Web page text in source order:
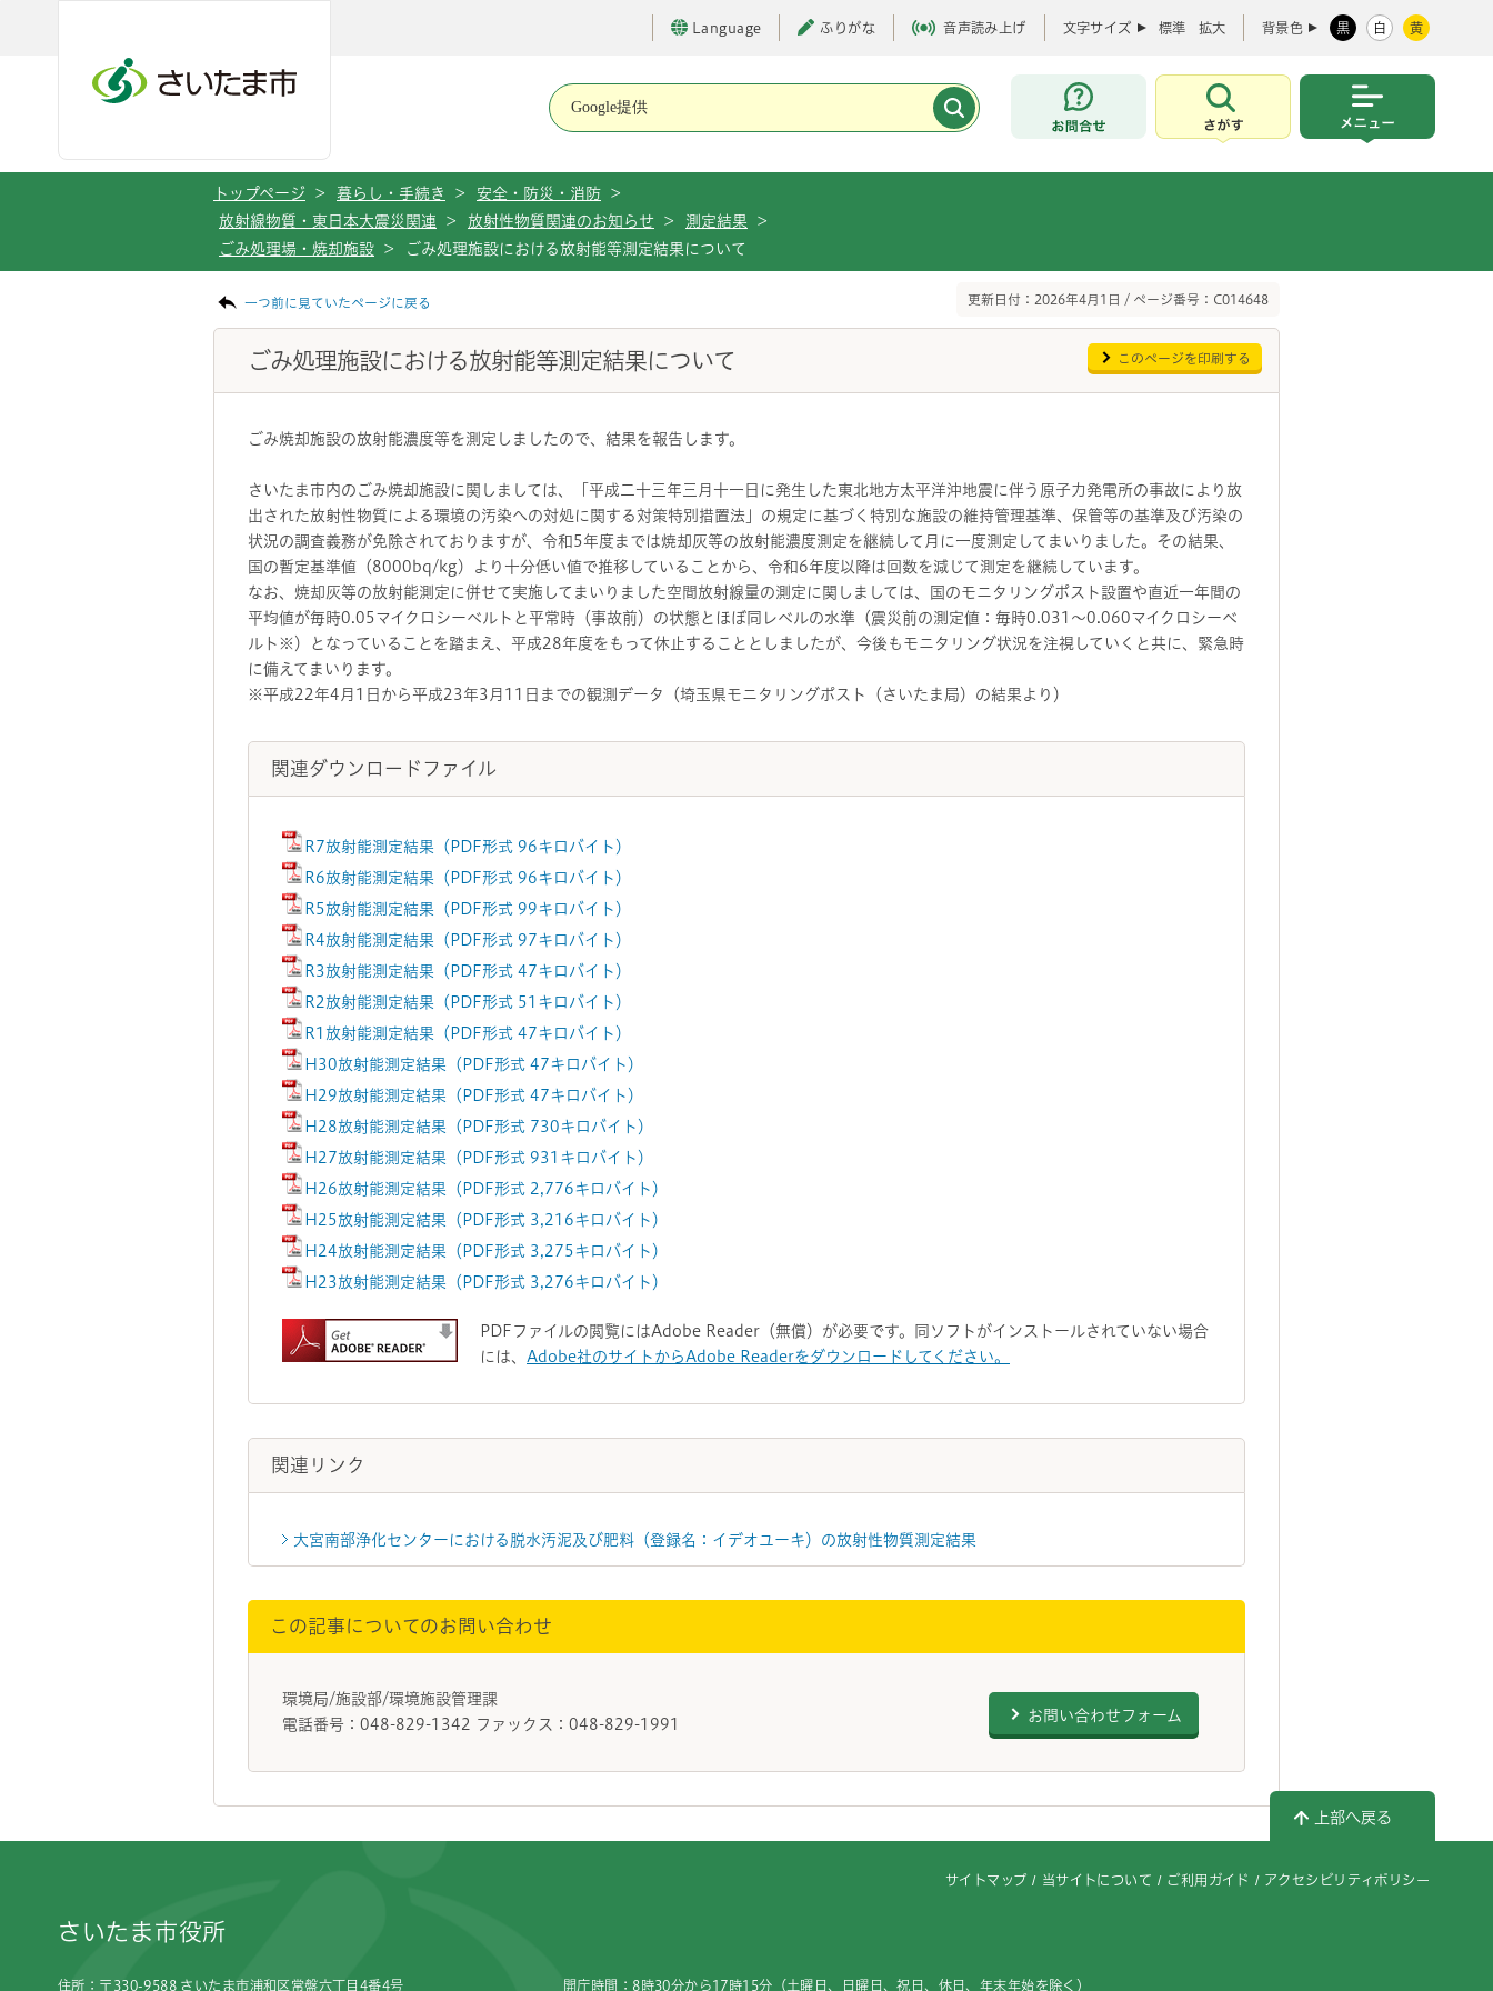
Language ふりがな 音声読み上げ 文字サイズ 標準 拡大 背景色 黒 白 黄
お問合せ
さがす
トップページ > 暮らし・手続き > 安全・防災・消防
>
放射線物質・東日本大震災関連
> 放射性物質関連のお知らせ > 測定結果
>
ごみ処理場・焼却施設
> ごみ処理施設における放射能等測定結果について
一つ前に見ていたページに戻る 更新日付：2026年4月1日 / ページ番号：C014648
ごみ処理施設における放射能等測定結果について このページを印刷する
ごみ焼却施設の放射能濃度等を測定しましたので、結果を報告します。
さいたま市内のごみ焼却施設に関しましては、「平成二十三年三月十一日に発生した東北地方太平洋沖地震に伴う原子力発電所の事故により放
出された放射性物質による環境の汚染への対処に関する対策特別措置法」の規定に基づく特別な施設の維持管理基準、保管等の基準及び汚染の
状況の調査義務が免除されておりますが、令和5年度までは焼却灰等の放射能濃度測定を継続して月に一度測定してまいりました。その結果、
国の暫定基準値（8000bq/kg）より十分低い値で推移していることから、令和6年度以降は回数を減じて測定を継続しています。
なお、焼却灰等の放射能測定に併せて実施してまいりました空間放射線量の測定に関しましては、国のモニタリングポスト設置や直近一年間の
平均値が毎時0.05マイクロシーベルトと平常時（事故前）の状態とほぼ同レベルの水準（震災前の測定値：毎時0.031～0.060マイクロシーベ
ルト※）となっていることを踏まえ、平成28年度をもって休止することとしましたが、今後もモニタリング状況を注視していくと共に、緊急時
に備えてまいります。
※平成22年4月1日から平成23年3月11日までの観測データ（埼玉県モニタリングポスト（さいたま局）の結果より）
関連ダウンロードファイル
R7放射能測定結果（PDF形式 96キロバイト）
R6放射能測定結果（PDF形式 96キロバイト）
R5放射能測定結果（PDF形式 99キロバイト）
R4放射能測定結果（PDF形式 97キロバイト）
R3放射能測定結果（PDF形式 47キロバイト）
R2放射能測定結果（PDF形式 51キロバイト）
R1放射能測定結果（PDF形式 47キロバイト）
H30放射能測定結果（PDF形式 47キロバイト）
H29放射能測定結果（PDF形式 47キロバイト）
H28放射能測定結果（PDF形式 730キロバイト）
H27放射能測定結果（PDF形式 931キロバイト）
H26放射能測定結果（PDF形式 2,776キロバイト）
H25放射能測定結果（PDF形式 3,216キロバイト）
H24放射能測定結果（PDF形式 3,275キロバイト）
H23放射能測定結果（PDF形式 3,276キロバイト）
PDFファイルの閲覧にはAdobe Reader（無償）が必要です。同ソフトがインストールされていない場合
には、 Adobe社のサイトからAdobe Readerをダウンロードしてください。
関連リンク
大宮南部浄化センターにおける脱水汚泥及び肥料（登録名：イデオユーキ）の放射性物質測定結果
この記事についてのお問い合わせ
環境局/施設部/環境施設管理課
電話番号：048-829-1342 ファックス：048-829-1991
お問い合わせフォーム
上部へ戻る
サイトマップ 当サイトについて ご利用ガイド アクセシビリティポリシー
さいたま市役所
住所：〒330-9588 さいたま市浦和区常盤六丁目4番4号 開庁時間：8時30分から17時15分（土曜日、日曜日、祝日、休日、年末年始を除く）